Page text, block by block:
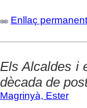
Enllaç
Els Alcaldes i
dècada de
Magrinyà, Ester